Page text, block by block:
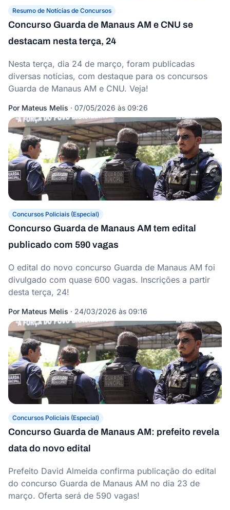
Resumo de Notícias de Concursos
Concurso Guarda de Manaus AM e CNU se
destacam nesta terça, 24
Nesta terça, dia 24 de março, foram publicadas
diversas notícias, com destaque para os concursos
Guarda de Manaus AM e CNU. Veja!
Por Mateus Melis · 07/05/2026 às 09:26
Concursos Policiais (Especial)
Concurso Guarda de Manaus AM tem edital
publicado com 590 vagas
O edital do novo concurso Guarda de Manaus AM foi
divulgado com quase 600 vagas. Inscrições a partir
desta terça, 24!
Por Mateus Melis · 24/03/2026 às 09:16
Concursos Policiais (Especial)
Concurso Guarda de Manaus AM: prefeito revela
data do novo edital
Prefeito David Almeida confirma publicação do edital
do concurso Guarda de Manaus AM no dia 23 de
março. Oferta será de 590 vagas!